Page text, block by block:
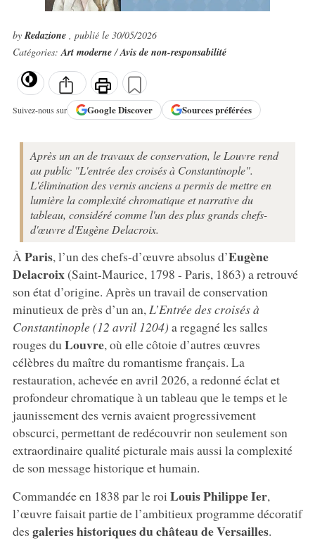
byRedazione , publié le 30/05/2026
Catégories:Art moderne/Avis de non-responsabilité
Suivez-nous sur GoogleDiscover Sources préférées
Après un an de travaux de conservation, le Louvre rend
au public "L'entrée des croisés à Constantinople".
L'élimination des vernis anciens a permis de mettre en
lumière la complexité chromatique et narrative du
tableau, considéré comme l'un des plus grands chefs-
d'œuvre d'Eugène Delacroix.
À Paris, l’un des chefs-d’œuvre absolus d’Eugène
Delacroix(Saint-Maurice, 1798 - Paris, 1863) a retrouvé
son état d’origine. Après un travail de conservation
minutieux de près d’un an, L’Entrée des croisés à
Constantinople (12 avril 1204) a regagné les salles
rouges du Louvre, où elle côtoie d’autres œuvres
célèbres du maître du romantisme français. La
restauration, achevée en avril 2026, a redonné éclat et
profondeur chromatique à un tableau que le temps et le
jaunissement des vernis avaient progressivement
obscurci, permettant de redécouvrir non seulement son
extraordinaire qualité picturale mais aussi la complexité
de son message historique et humain.
Commandée en 1838 par le roi Louis Philippe Ier,
l’œuvre faisait partie de l’ambitieux programme décoratif
des galeries historiques du château de Versailles.